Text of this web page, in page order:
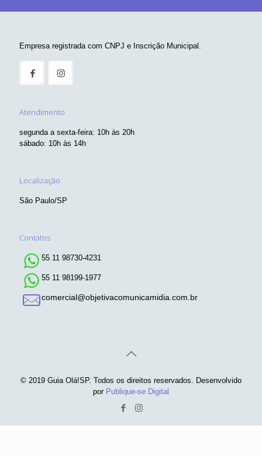
Empresa registrada com CNPJ e Inscrição Municipal.
Atendimento
segunda a sexta-feira: 10h às 20h
sábado: 10h às 14h
Localização
São Paulo/SP
Contatos
55 11 98730-4231
55 11 98199-1977
comercial@objetivacomunicamidia.com.br
© 2019 Guia Olá!SP. Todos os direitos reservados. Desenvolvido
por Publique-se Digital